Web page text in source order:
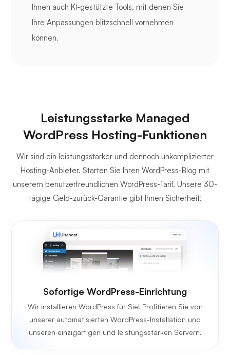
Ihnen auch KI-gestützte Tools, mit denen Sie
Ihre Anpassungen blitzschnell vornehmen
können.
Leistungsstarke Managed
WordPress Hosting-Funktionen
Wir sind ein leistungsstarker und dennoch unkomplizierter
Hosting-Anbieter. Starten Sie Ihren WordPress-Blog mit
unserem benutzerfreundlichen WordPress-Tarif. Unsere 30-
tägige Geld-zurück-Garantie gibt Ihnen Sicherheit!
Sofortige WordPress-Einrichtung
Wir installieren WordPress für Sie! Profitieren Sie von
unserer automatisierten WordPress-Installation und
unseren einzigartigen und leistungsstarken Servern.